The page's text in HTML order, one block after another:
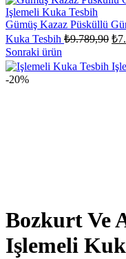
Gümüş Kazaz Püsküllü
Kuka Tesbih ₺9.789,90 ₺
Sonraki ürün
-20%
Bozkurt Ve
Işlemeli